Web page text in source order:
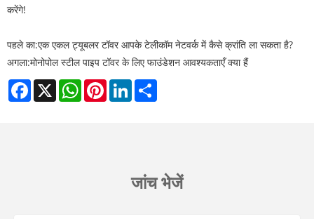
करेंगे!
पहले का:एक एकल ट्यूबलर टॉवर आपके टेलीकॉम नेटवर्क में कैसे क्रांति ला सकता है?
अगला:मोनोपोल स्टील पाइप टॉवर के लिए फाउंडेशन आवश्यकताएँ क्या हैं
Facebook
X WhatsAppPinterestLinkedIn
जांच भेजें